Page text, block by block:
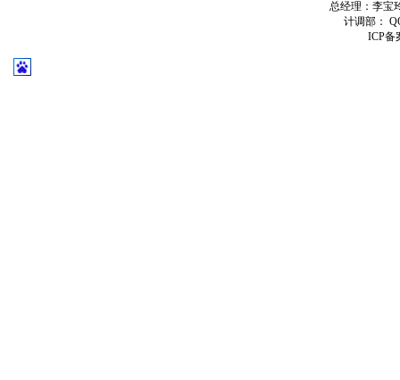
总经理：李宝
计调部：
ICP备